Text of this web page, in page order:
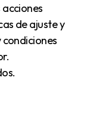
de ajuste y